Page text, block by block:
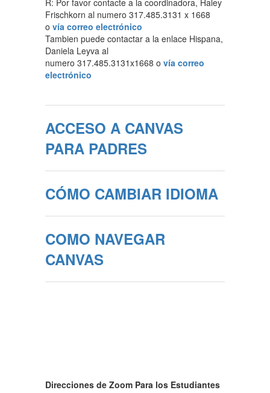
R: Por favor contacte a la coordinadora, Haley
Frischkorn al numero 317.485.3131 x 1668
o vía correo electrónico
Tambien puede contactar a la enlace Hispana,
Daniela Leyva al
numero 317.485.3131x1668 o vía correo
electrónico
ACCESO A CANVAS
PARA PADRES
CÓMO CAMBIAR IDIOMA
COMO NAVEGAR
CANVAS
Direcciones de Zoom Para los Estudiantes